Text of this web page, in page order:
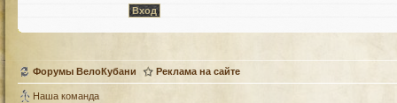
Форумы ВелоКубани Реклама на сайте
Наша команда